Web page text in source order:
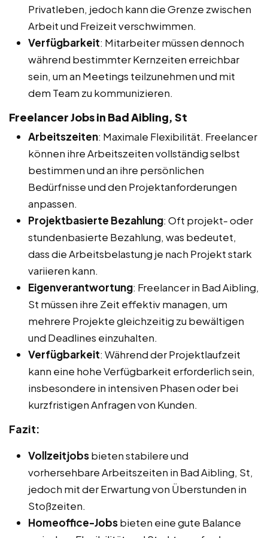
Privatleben, jedoch kann die Grenze zwischen
Arbeit und Freizeit verschwimmen.
Verfügbarkeit: Mitarbeiter müssen dennoch
während bestimmter Kernzeiten erreichbar
sein, um an Meetings teilzunehmen und mit
dem Team zu kommunizieren.
Freelancer Jobs in Bad Aibling, St
Arbeitszeiten: Maximale Flexibilität. Freelancer
können ihre Arbeitszeiten vollständig selbst
bestimmen und an ihre persönlichen
Bedürfnisse und den Projektanforderungen
anpassen.
Projektbasierte Bezahlung: Oft projekt- oder
stundenbasierte Bezahlung, was bedeutet,
dass die Arbeitsbelastung je nach Projekt stark
variieren kann.
Eigenverantwortung: Freelancer in Bad Aibling,
St müssen ihre Zeit effektiv managen, um
mehrere Projekte gleichzeitig zu bewältigen
und Deadlines einzuhalten.
Verfügbarkeit: Während der Projektlaufzeit
kann eine hohe Verfügbarkeit erforderlich sein,
insbesondere in intensiven Phasen oder bei
kurzfristigen Anfragen von Kunden.
Fazit:
Vollzeitjobsbieten stabilere und
vorhersehbare Arbeitszeiten in Bad Aibling, St,
jedoch mit der Erwartung von Überstunden in
Stoßzeiten.
Homeoffice-Jobsbieten eine gute Balance